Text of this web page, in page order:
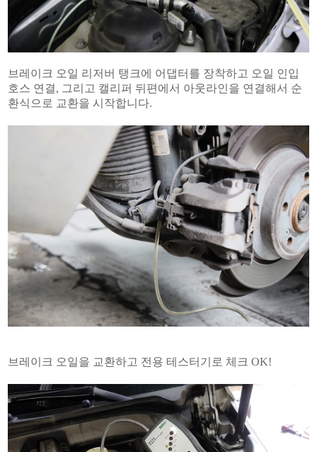
브레이크 오일 리저버 탱크에 어댑터를 장착하고 오일 인입
호스 연결, 그리고 캘리퍼 뒤편에서 아웃라인을 연결해서 순
환식으로 교환을 시작합니다.
브레이크 오일을 교환하고 전용 테스터기로 체크 OK!